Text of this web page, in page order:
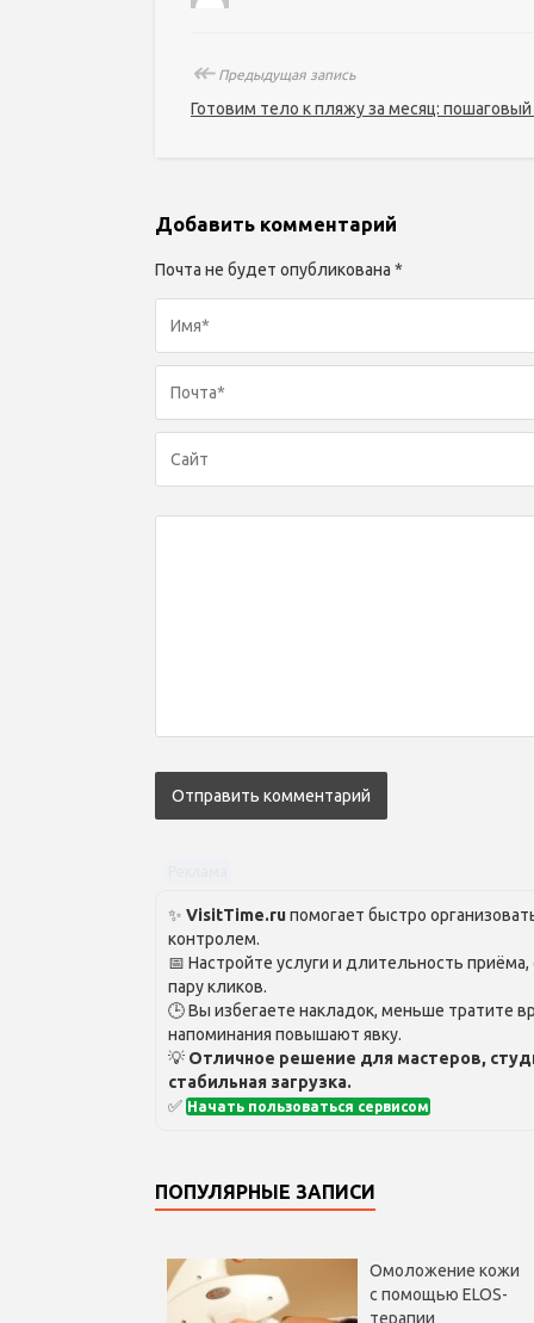
↞Предыдущая запись
Готовим тело к пляжу за месяц:
Добавить комментарий
Почта не будет опубликована *
✨ VisitTime.ruпомогает быстро
контролем.
📅 Настройте услуги и длительность
пару кликов.
🕒 Вы избегаете накладок, меньше тратите
напоминания повышают явку.
💡 Отличное решение для мастеров,
стабильная загрузка.
✅ Начать пользоваться сервисом
ПОПУЛЯРНЫЕ ЗАПИСИ
Омоложение кожи
с помощью ELOS-
терапии